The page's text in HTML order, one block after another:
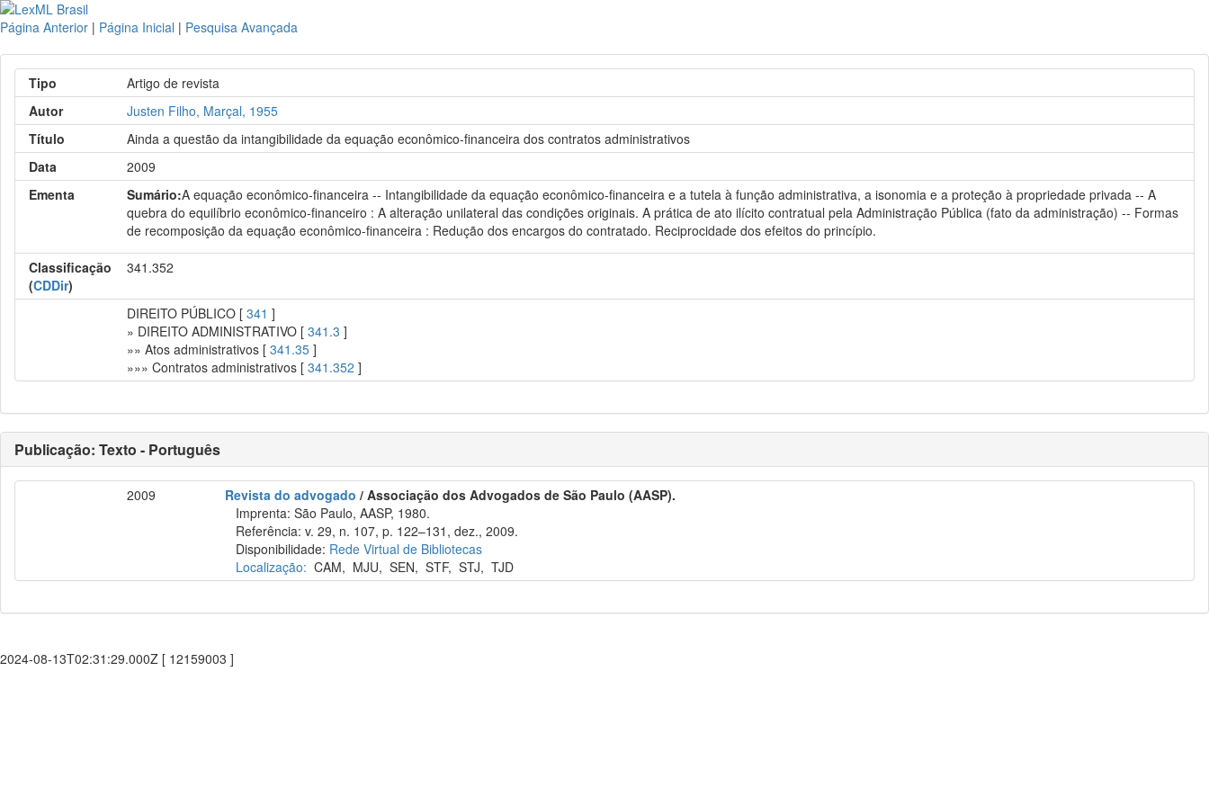
Página Anterior | Página Inicial | Pesquisa Avançada
Tipo
Artigo de revista
Autor
Justen Filho, Marçal, 1955
Título
Ainda a questão da intangibilidade da equação econômico-financeira dos contratos administrativos
Data
2009
Ementa
Sumário:A equação econômico-financeira -- Intangibilidade da equação econômico-financeira e a tutela à função administrativa, a isonomia e a proteção à propriedade privada -- A
quebra do equilíbrio econômico-financeiro : A alteração unilateral das condições originais. A prática de ato ilícito contratual pela Administração Pública (fato da administração) -- Formas
de recomposição da equação econômico-financeira : Redução dos encargos do contratado. Reciprocidade dos efeitos do princípio.
Classificação
(CDDir)
341.352
DIREITO PÚBLICO [341 ]
» DIREITO ADMINISTRATIVO [341.3 ]
»» Atos administrativos [341.35 ]
»»» Contratos administrativos [341.352 ]
Publicação: Texto - Português
2009 Revista do advogado / Associação dos Advogados de São Paulo (AASP).
Imprenta: São Paulo, AASP, 1980.
Referência: v. 29, n. 107, p. 122–131, dez., 2009.
Disponibilidade: Rede Virtual de Bibliotecas
Localização: CAM, MJU,SEN,STF,STJ,TJD
2024-08-13T02:31:29.000Z [ 12159003 ]